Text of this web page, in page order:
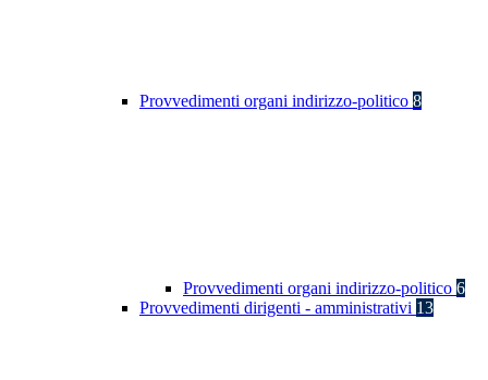
Provvedimenti organi indirizzo-politico 8
Provvedimenti organi indirizzo-politico 6
Provvedimenti dirigenti - amministrativi 13